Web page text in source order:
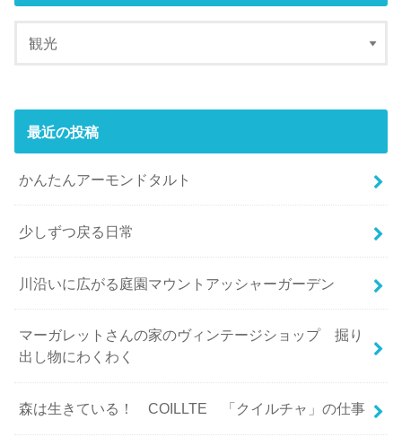
最近の投稿
かんたんアーモンドタルト
少しずつ戻る日常
川沿いに広がる庭園マウントアッシャーガーデン
マーガレットさんの家のヴィンテージショップ 掘り
出し物にわくわく
森は生きている！ COILLTE 「クイルチャ」の仕事